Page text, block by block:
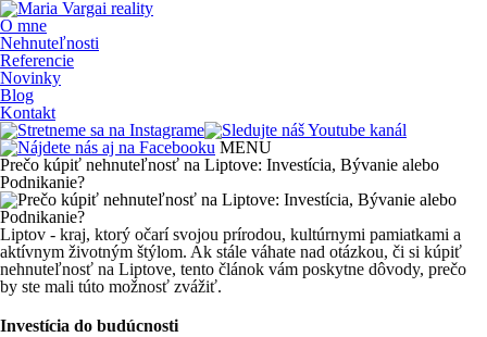
O mne
Nehnuteľnosti
Referencie
Novinky
Blog
Kontakt
MENU
Prečo kúpiť nehnuteľnosť na Liptove: Investícia, Bývanie alebo
Podnikanie?
Liptov - kraj, ktorý očarí svojou prírodou, kultúrnymi pamiatkami a
aktívnym životným štýlom. Ak stále váhate nad otázkou, či si kúpiť
nehnuteľnosť na Liptove, tento článok vám poskytne dôvody, prečo
by ste mali túto možnosť zvážiť.
Investícia do budúcnosti